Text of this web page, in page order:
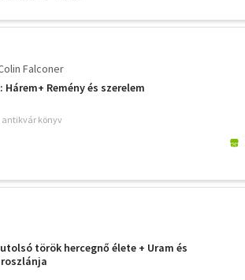
Falconer
Remény és szerelem
antikvár könyv
török hercegnő élete + Uram és